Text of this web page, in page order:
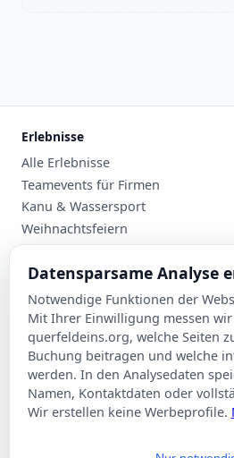
Erlebnisse
Alle Erlebnisse
Teamevents für Firmen
Kanu & Wassersport
Weihnachtsfeiern
Planung
Events nach Stadt
Suche
Kontakt
Über Querfeldeins
Rechtliches
Impressum
Datensparsame Analyse
Notwendige Funktionen der
Mit Ihrer Einwilligung messen
querfeldeins.org, welche Seiten
Buchung beitragen und welche
werden. In den Analysedaten
Namen, Kontaktdaten oder
Wir erstellen keine Werbeprofile.